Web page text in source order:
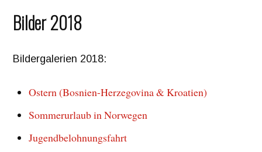
Bilder 2018
Bildergalerien 2018:
Ostern (Bosnien-Herzegovina & Kroatien)
Sommerurlaub in Norwegen
Jugendbelohnungsfahrt